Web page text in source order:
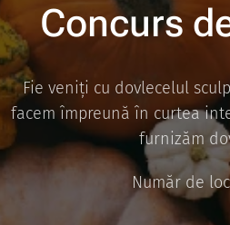
Concurs
Fie veniți cu dovlecelul
facem împreună în curtea
furnizăm
Număr de